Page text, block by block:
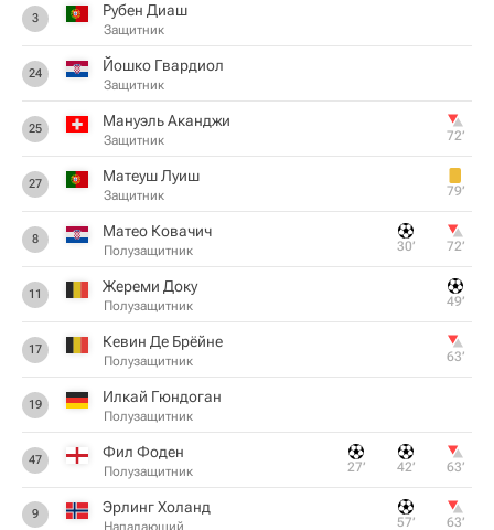
3 Рубен Диаш
Защитник
24 Йошко Гвардиол
Защитник
25 Мануэль Аканджи
Защитник 72‎’‎
27 Матеуш Луиш
Защитник 79‎’‎
8 Матео Ковачич
Полузащитник 30‎’‎ 72‎’‎
11 Жереми Доку
Полузащитник 49‎’‎
17 Кевин Де Брёйне
Полузащитник 63‎’‎
19 Илкай Гюндоган
Полузащитник
47 Фил Фоден
Полузащитник 27‎’‎ 42‎’‎ 63‎’‎
9 Эрлинг Холанд
Нападающий 57‎’‎ 63‎’‎